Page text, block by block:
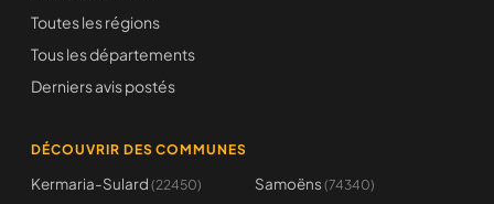
Toutes les régions
Tous les départements
Derniers avis postés
DÉCOUVRIR DES COMMUNES
Kermaria-Sulard (22450) Samoëns (74340)